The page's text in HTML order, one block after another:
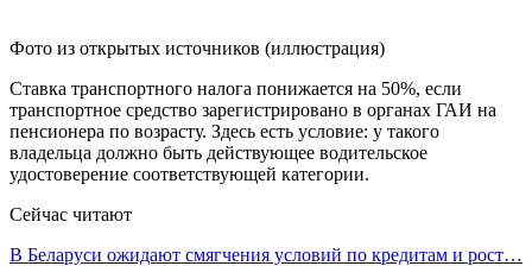
Фото из открытых источников (иллюстрация)
Ставка транспортного налога понижается на 50%, если
транспортное средство зарегистрировано в органах ГАИ на
пенсионера по возрасту. Здесь есть условие: у такого
владельца должно быть действующее водительское
удостоверение соответствующей категории.
Сейчас читают
В Беларуси ожидают смягчения условий по кредитам и рост…